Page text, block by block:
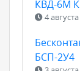
КВД-6М
4
БСП-2У4